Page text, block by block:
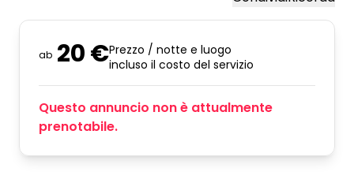
ab 20 €Prezzo / notte e luogo
incluso il costo del servizio
Questo annuncio non è attualmente
prenotabile.